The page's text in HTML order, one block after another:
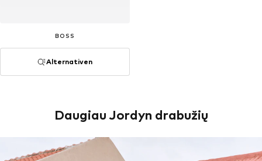
BOSS
Alternativen
Daugiau Jordyn drabužių